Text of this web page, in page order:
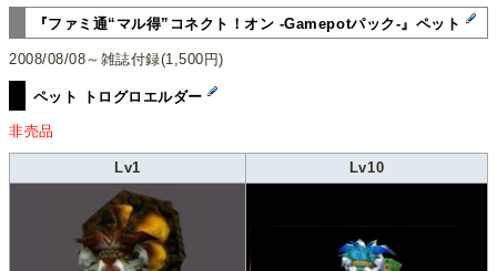
『ファミ通“マル得”コネクト！オン -Gamepotパック-』ペット
2008/08/08～雑誌付録(1,500円)
ペット トログロエルダー
非売品
Lv1 Lv10